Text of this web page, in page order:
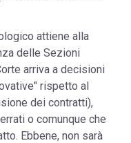
attiene alla
delle Sezioni
arriva a decisioni
rispetto al
dei contratti),
o comunque che
Ebbene, non sarà